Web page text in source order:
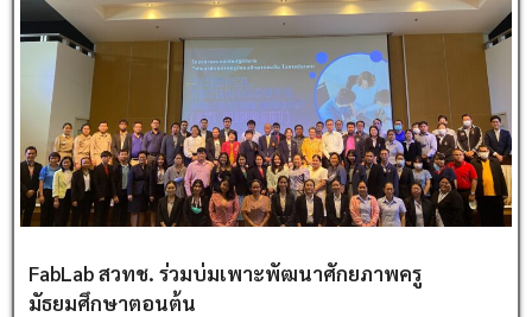
FabLab สวทช. ร่วมบ่มเพาะพัฒนาศักยภาพครู
มัธยมศึกษาตอนต้น